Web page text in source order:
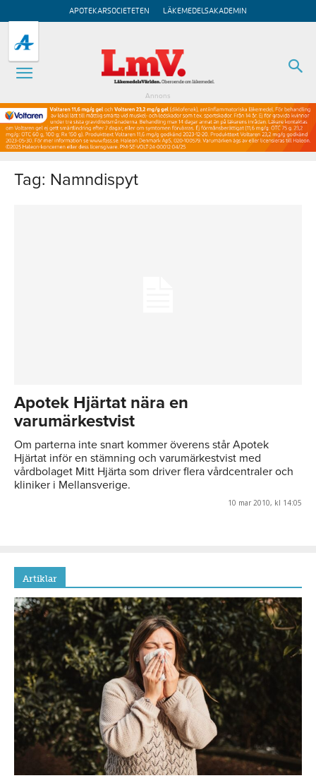
APOTEKARSOCIETETEN LÄKEMEDELSAKADEMIN
Annons
Tag: Namndispyt
Apotek Hjärtat nära en
varumärkestvist
Om parterna inte snart kommer överens står Apotek
Hjärtat inför en stämning och varumärkestvist med
vårdbolaget Mitt Hjärta som driver flera vårdcentraler och
kliniker i Mellansverige.
10 mar 2010, kl 14:05
Artiklar